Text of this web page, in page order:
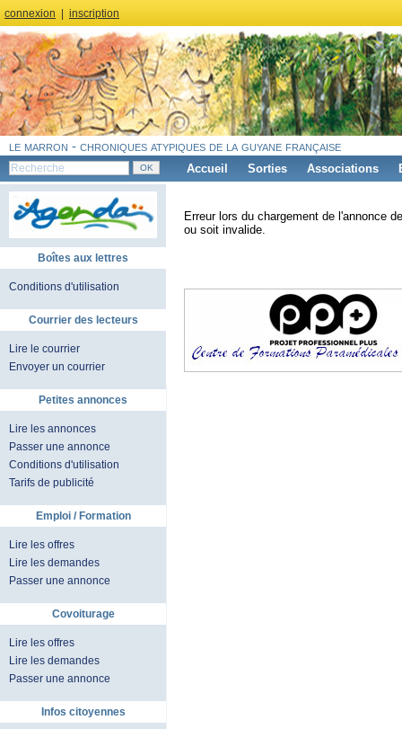
connexion inscription
le marron - chroniques atypiques de la guyane française
Accueil Sorties Associations
Boîtes aux lettres
Conditions d'utilisation
Courrier des lecteurs
Lire le courrier
Envoyer un courrier
Petites annonces
Lire les annonces
Passer une annonce
Conditions d'utilisation
Tarifs de publicité
Emploi / Formation
Lire les offres
Lire les demandes
Passer une annonce
Covoiturage
Lire les offres
Lire les demandes
Passer une annonce
Infos citoyennes
Erreur lors du chargement de l'annonce
ou soit invalide.